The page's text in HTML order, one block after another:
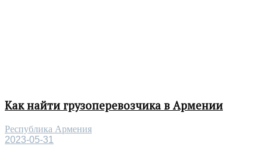
Как найти грузоперевозчика в Армении
Республика Армения
2023-05-31